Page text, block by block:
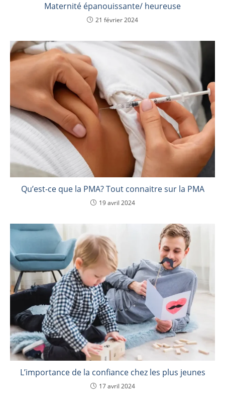
Maternité épanouissante/ heureuse
21 février 2024
Qu’est-ce que la PMA? Tout connaitre sur la PMA
19 avril 2024
L’importance de la confiance chez les plus jeunes
17 avril 2024